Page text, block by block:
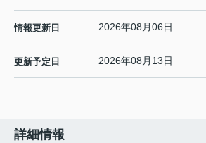
情報更新日 2026年08月06日
更新予定日 2026年08月13日
詳細情報